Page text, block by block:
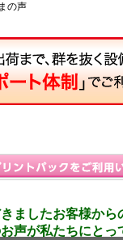
の声
ましたお客様から
声が私たちにと